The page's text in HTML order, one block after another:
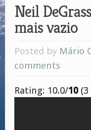
Neil
mais vazio
Posted by Mário
comments
Rating: 10.0/10